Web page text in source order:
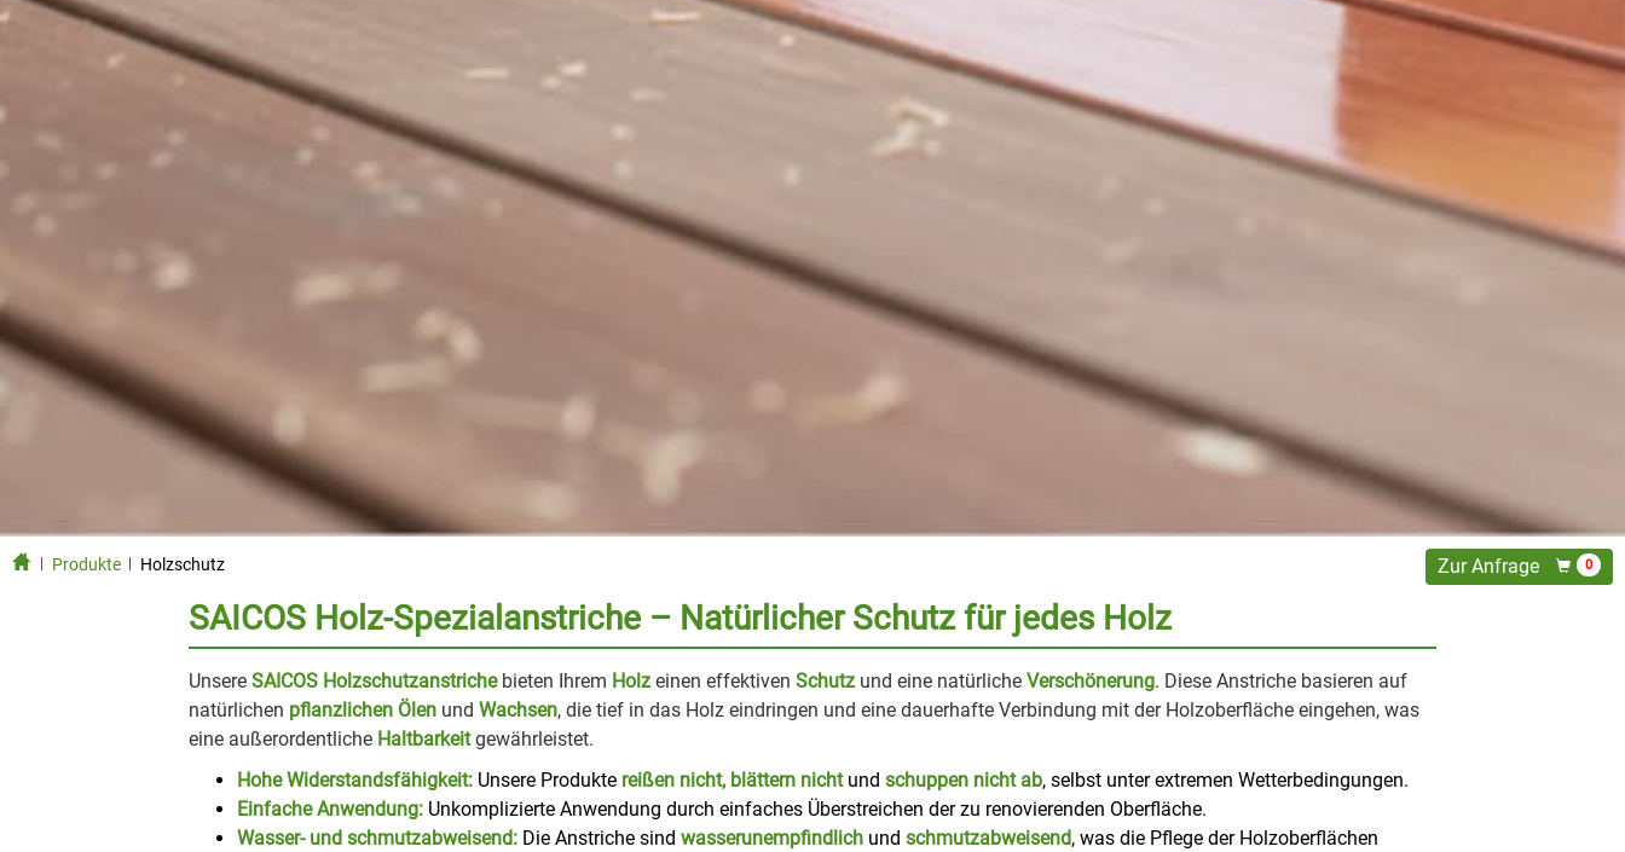
Produkte Holzschutz Zur Anfrage 0
SAICOS Holz-Spezialanstriche – Natürlicher Schutz für jedes Holz
Unsere SAICOS Holzschutzanstrichebieten Ihrem Holzeinen effektiven Schutzund eine natürliche Verschönerung. Diese Anstriche basieren auf
natürlichen pflanzlichen Ölenund Wachsen, die tief in das Holz eindringen und eine dauerhafte Verbindung mit der Holzoberfläche eingehen, was
eine außerordentliche Haltbarkeitgewährleistet.
Hohe Widerstandsfähigkeit:Unsere Produkte reißen nicht, blättern nichtund schuppen nicht ab, selbst unter extremen Wetterbedingungen.
Einfache Anwendung:Unkomplizierte Anwendung durch einfaches Überstreichen der zu renovierenden Oberfläche.
Wasser- und schmutzabweisend:Die Anstriche sind wasserunempfindlichund schmutzabweisend, was die Pflege der Holzoberflächen